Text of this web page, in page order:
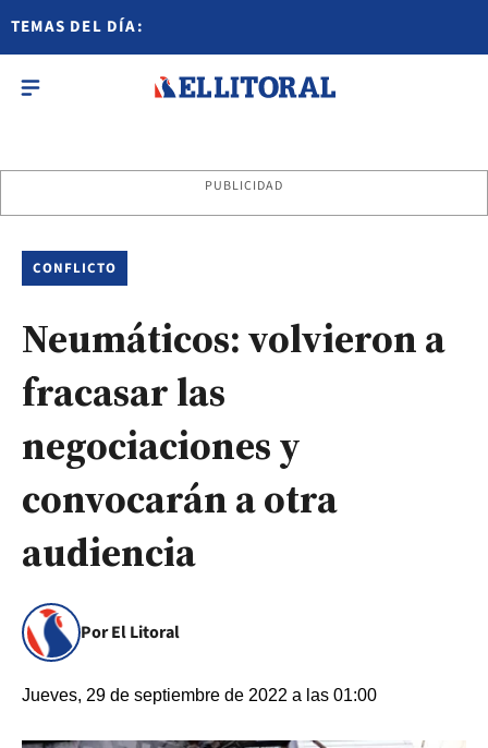
TEMAS DEL DÍA:
PUBLICIDAD
CONFLICTO
Neumáticos: volvieron a
fracasar las
negociaciones y
convocarán a otra
audiencia
Por El Litoral
Jueves, 29 de septiembre de 2022 a las 01:00